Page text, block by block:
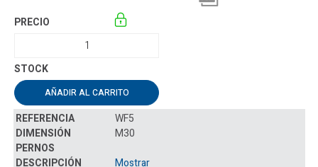
AÑADIR AL CARRITO
WF5
M30
Mostrar